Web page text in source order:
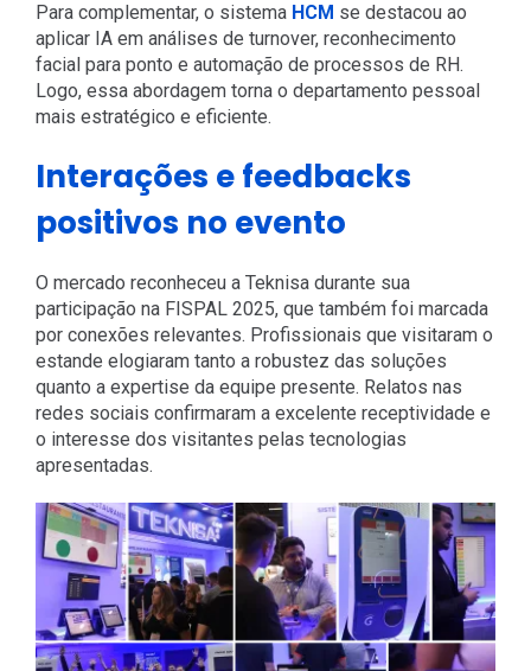
Para complementar, o sistema HCM se destacou ao
aplicar IA em análises de turnover, reconhecimento
facial para ponto e automação de processos de RH.
Logo, essa abordagem torna o departamento pessoal
mais estratégico e eficiente.
Interações e feedbacks
positivos no evento
O mercado reconheceu a Teknisa durante sua
participação na FISPAL 2025, que também foi marcada
por conexões relevantes. Profissionais que visitaram o
estande elogiaram tanto a robustez das soluções
quanto a expertise da equipe presente. Relatos nas
redes sociais confirmaram a excelente receptividade e
o interesse dos visitantes pelas tecnologias
apresentadas.